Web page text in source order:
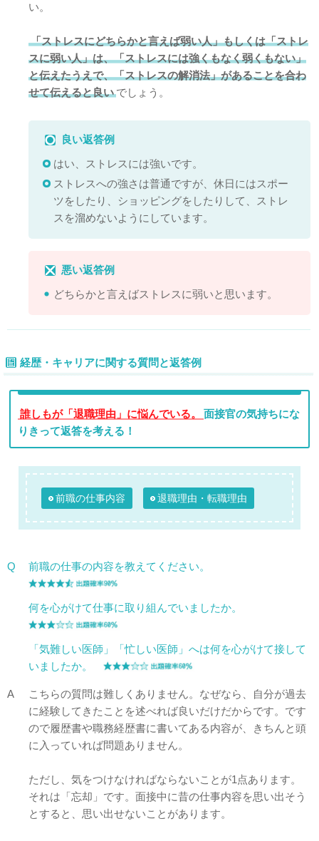
い。
「ストレスにどちらかと言えば弱い人」もしくは「ストレ
スに弱い人」は、「ストレスには強くもなく弱くもない」
と伝えたうえで、「ストレスの解消法」があることを合わ
せて伝えると良いでしょう。
良い返答例
はい、ストレスには強いです。
ストレスへの強さは普通ですが、休日にはスポー
ツをしたり、ショッピングをしたりして、ストレ
スを溜めないようにしています。
悪い返答例
どちらかと言えばストレスに弱いと思います。
経歴・キャリアに関する質問と返答例
誰しもが「退職理由」に悩んでいる。
面接官の気持ちにな
りきって返答を考える！
前職の仕事内容 退職理由・転職理由
Q 前職の仕事の内容を教えてください。
何を心がけて仕事に取り組んでいましたか。
「気難しい医師」「忙しい医師」へは何を心がけて接して
いましたか。
A
こちらの質問は難しくありません。なぜなら、自分が過去
に経験してきたことを述べれば良いだけだからです。です
ので履歴書や職務経歴書に書いてある内容が、きちんと頭
に入っていれば問題ありません。
ただし、気をつけなければならないことが1点あります。
それは「忘却」です。面接中に昔の仕事内容を思い出そう
とすると、思い出せないことがあります。